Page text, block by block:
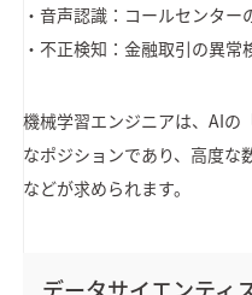
・音声認識：コールセンター
・不正検知：金融取引の異常
機械学習エンジニアは、AIの
なポジションであり、高度な
などが求められます。
データサイエンティ